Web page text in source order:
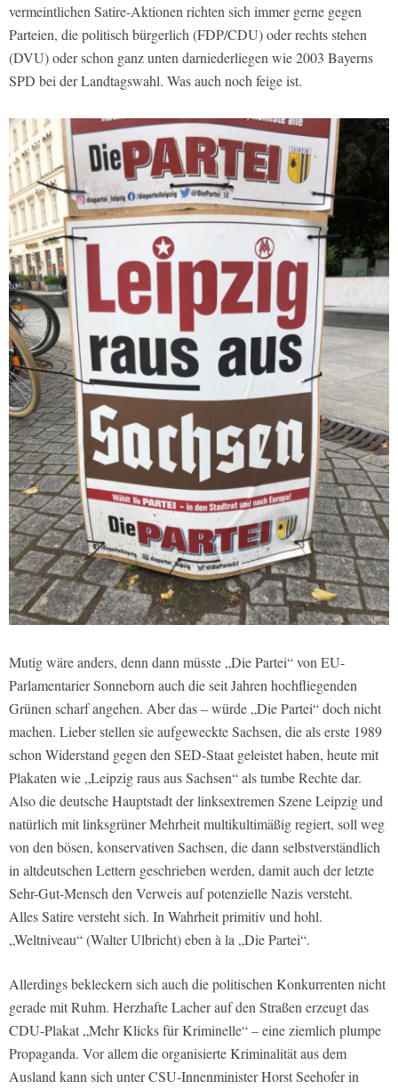
vermeintlichen Satire-Aktionen richten sich immer gerne gegen
Parteien, die politisch bürgerlich (FDP/CDU) oder rechts stehen
(DVU) oder schon ganz unten darniederliegen wie 2003 Bayerns
SPD bei der Landtagswahl. Was auch noch feige ist.
Mutig wäre anders, denn dann müsste „Die Partei“ von EU-
Parlamentarier Sonneborn auch die seit Jahren hochfliegenden
Grünen scharf angehen. Aber das – würde „Die Partei“ doch nicht
machen. Lieber stellen sie aufgeweckte Sachsen, die als erste 1989
schon Widerstand gegen den SED-Staat geleistet haben, heute mit
Plakaten wie „Leipzig raus aus Sachsen“ als tumbe Rechte dar.
Also die deutsche Hauptstadt der linksextremen Szene Leipzig und
natürlich mit linksgrüner Mehrheit multikultimäßig regiert, soll weg
von den bösen, konservativen Sachsen, die dann selbstverständlich
in altdeutschen Lettern geschrieben werden, damit auch der letzte
Sehr-Gut-Mensch den Verweis auf potenzielle Nazis versteht.
Alles Satire versteht sich. In Wahrheit primitiv und hohl.
„Weltniveau“ (Walter Ulbricht) eben à la „Die Partei“.
Allerdings bekleckern sich auch die politischen Konkurrenten nicht
gerade mit Ruhm. Herzhafte Lacher auf den Straßen erzeugt das
CDU-Plakat „Mehr Klicks für Kriminelle“ – eine ziemlich plumpe
Propaganda. Vor allem die organisierte Kriminalität aus dem
Ausland kann sich unter CSU-Innenminister Horst Seehofer in